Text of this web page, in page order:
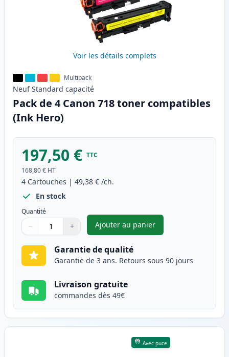
Voir les détails complets
Multipack
Neuf Standard capacité
Pack de 4 Canon 718 toner compatibles
(Ink Hero)
197,50 € TTC
168,80 € HT
4 Cartouches | 49,38 € /ch.
En stock
Quantité
Quantité
Utilisez les boutons pour ajuster
− +
Quantité
Ajouter au panier
,Pack de 4 Canon 718 toner
Garantie de qualité
Garantie de 3 ans. Retours sous 90 jours
Livraison gratuite
commandes dès 49€
Avec puce